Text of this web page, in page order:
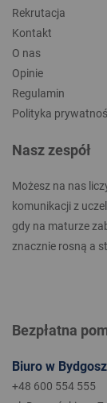
Rekrutacja
Kontakt
O nas
Opinie
Regulamin
Polityka
Nasz zespół
Możesz na nas
komunikacji z
gdy na maturze
znacznie rosną a
Bezpłatna
Biuro w
+48 600 554 555